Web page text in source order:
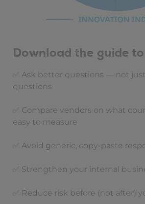
Download the guide
✅ Ask better questions — not
questions
✅ Compare vendors on what
easy to measure
✅ Avoid generic, copy-paste
✅ Strengthen your internal
✅ Reduce risk before (not after)